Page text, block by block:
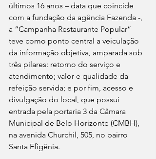
últimos 16 anos – data que coincide
com a fundação da agência Fazenda -,
a “Campanha Restaurante Popular”
teve como ponto central a veiculação
da informação objetiva, amparada sob
três pilares: retorno do serviço e
atendimento; valor e qualidade da
refeição servida; e por fim, acesso e
divulgação do local, que possui
entrada pela portaria 3 da Câmara
Municipal de Belo Horizonte (CMBH),
na avenida Churchil, 505, no bairro
Santa Efigênia.